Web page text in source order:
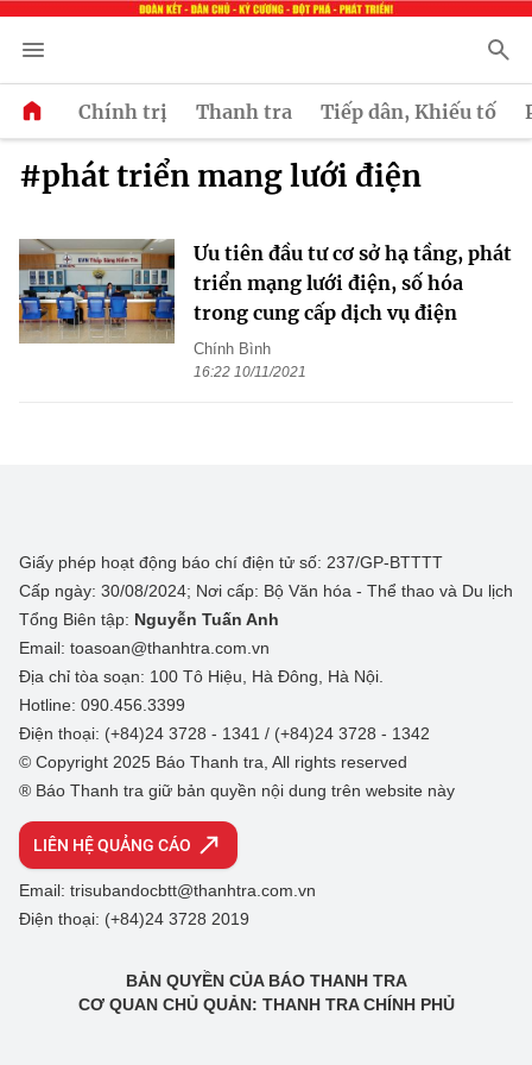
Chính trị Thanh tra Tiếp dân, Khiếu tố
#phát triển mang lưới điện
Ưu tiên đầu tư cơ sở hạ tầng, phát
triển mạng lưới điện, số hóa
trong cung cấp dịch vụ điện
Chính Bình
16:22 10/11/2021
Giấy phép hoạt động báo chí điện tử số: 237/GP-BTTTT
Cấp ngày: 30/08/2024; Nơi cấp: Bộ Văn hóa - Thể thao và Du lịch
Tổng Biên tập: Nguyễn Tuấn Anh
Email: toasoan@thanhtra.com.vn
Địa chỉ tòa soạn: 100 Tô Hiệu, Hà Đông, Hà Nội.
Hotline: 090.456.3399
Điện thoại: (+84)24 3728 - 1341 / (+84)24 3728 - 1342
© Copyright 2025 Báo Thanh tra, All rights reserved
® Báo Thanh tra giữ bản quyền nội dung trên website này
LIÊN HỆ QUẢNG CÁO
Email: trisubandocbtt@thanhtra.com.vn
Điện thoại: (+84)24 3728 2019
BẢN QUYỀN CỦA BÁO THANH TRA
CƠ QUAN CHỦ QUẢN: THANH TRA CHÍNH PHỦ